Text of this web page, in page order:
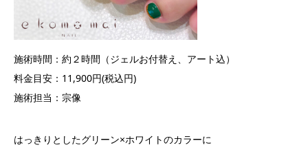
施術時間：約２時間（ジェルお付替え、アート込）
料金目安：11,900円(税込円)
施術担当：宗像
はっきりとしたグリーン×ホワイトのカラーに